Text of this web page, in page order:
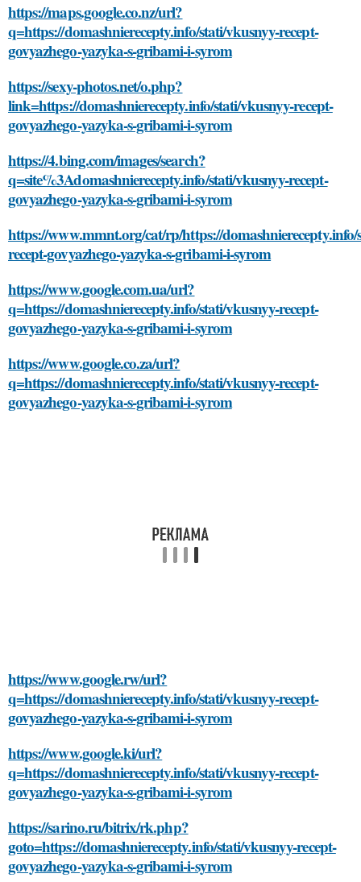
https://maps.google.co.nz/url?
q=https://domashnierecepty.info/stati/vkusnyy-recept-
govyazhego-yazyka-s-gribami-i-syrom
https://sexy-photos.net/o.php?
link=https://domashnierecepty.info/stati/vkusnyy-recept-
govyazhego-yazyka-s-gribami-i-syrom
https://4.bing.com/images/search?
q=site%3Adomashnierecepty.info/stati/vkusnyy-recept-
govyazhego-yazyka-s-gribami-i-syrom
https://www.mmnt.org/cat/rp/https://
recept-govyazhego-yazyka-s-gribami-i-syrom
https://www.google.com.ua/url?
q=https://domashnierecepty.info/stati/vkusnyy-recept-
govyazhego-yazyka-s-gribami-i-syrom
https://www.google.co.za/url?
q=https://domashnierecepty.info/stati/vkusnyy-recept-
govyazhego-yazyka-s-gribami-i-syrom
https://www.google.rw/url?
q=https://domashnierecepty.info/stati/vkusnyy-recept-
govyazhego-yazyka-s-gribami-i-syrom
https://www.google.ki/url?
q=https://domashnierecepty.info/stati/vkusnyy-recept-
govyazhego-yazyka-s-gribami-i-syrom
https://sarino.ru/bitrix/rk.php?
goto=https://domashnierecepty.info/stati/vkusnyy-recept-
govyazhego-yazyka-s-gribami-i-syrom